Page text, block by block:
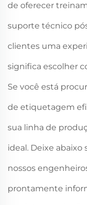
de oferecer
suporte técnico
clientes uma
significa escolher
Se você está
de etiquetagem
sua linha de
ideal. Deixe abaixo
nossos
prontamente